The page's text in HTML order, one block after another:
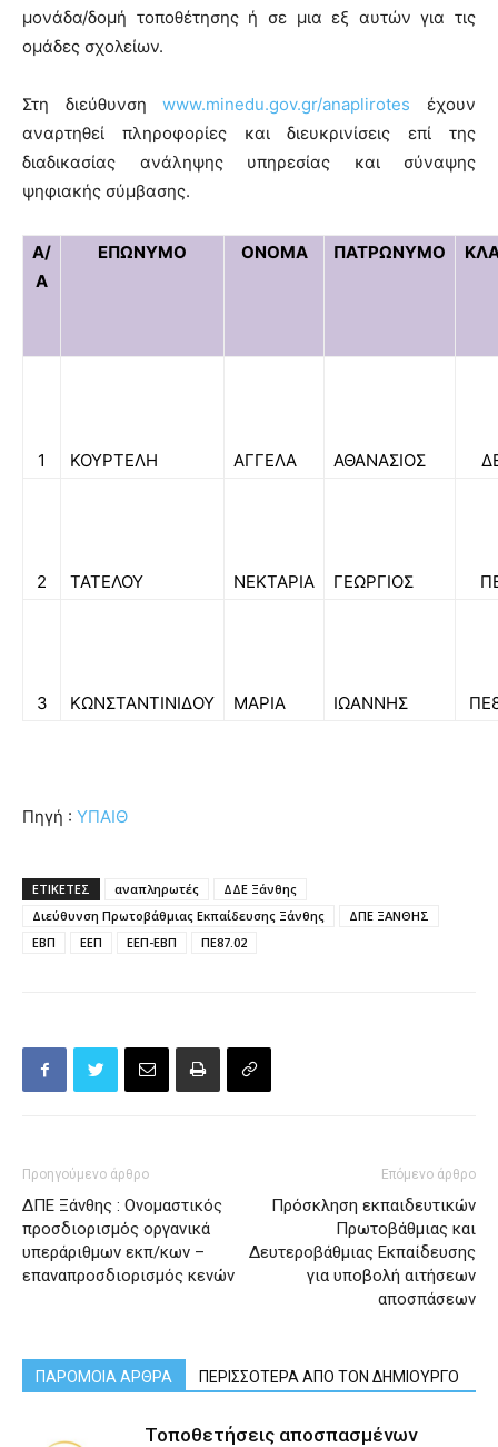
μονάδα/δομή τοποθέτησης ή σε μια εξ αυτών για τις
ομάδες σχολείων.
Στη διεύθυνσηwww.minedu.gov.gr/anaplirotes έχουν
αναρτηθεί πληροφορίες και διευκρινίσεις επί της
διαδικασίας ανάληψης υπηρεσίας και σύναψης
ψηφιακής σύμβασης.
Α/
Α
ΕΠΩΝΥΜΟ ΟΝΟΜΑ ΠΑΤΡΩΝΥΜΟ
1 ΚΟΥΡΤΕΛΗ ΑΓΓΕΛΑ ΑΘΑΝΑΣΙΟΣ
2 ΤΑΤΕΛΟΥ ΝΕΚΤΑΡΙΑ ΓΕΩΡΓΙΟΣ
3 ΚΩΝΣΤΑΝΤΙΝΙΔΟΥ ΜΑΡΙΑ ΙΩΑΝΝΗΣ
Πηγή : ΥΠΑΙΘ
ΕΤΙΚΕΤΕΣ αναπληρωτές
ΔΔΕ Ξάνθης
Διεύθυνση Πρωτοβάθμιας Εκπαίδευσης Ξάνθης
ΔΠΕ ΞΑΝΘΗΣ
ΕΒΠ
ΕΕΠ ΕΕΠ-ΕΒΠ ΠΕ87.02
Προηγούμενο άρθρο
ΔΠΕ Ξάνθης : Ονομαστικός
προσδιορισμός οργανικά
υπεράριθμων εκπ/κων –
επαναπροσδιορισμός κενών
Επόμενο άρθρο
Πρόσκληση εκπαιδευτικών
Πρωτοβάθμιας και
Δευτεροβάθμιας Εκπαίδευσης
για υποβολή αιτήσεων
αποσπάσεων
ΠΑΡΟΜΟΙΑ ΑΡΘΡΑ ΠΕΡΙΣΣΟΤΕΡΑ ΑΠΟ ΤΟΝ ΔΗΜΙΟΥΡΓΟ
Τοποθετήσεις αποσπασμένων